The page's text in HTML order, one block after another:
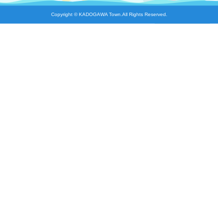
Copyright © KADOGAWA Town.All Rights Reserved.